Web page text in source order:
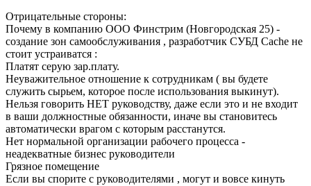
Отрицательные стороны:
Почему в компанию ООО Финстрим (Новгородская 25) -
создание зон самообслуживания , разработчик СУБД Cache не
стоит устраиватся :
Платят серую зар.плату.
Неуважительное отношение к сотрудникам ( вы будете
служить сырьем, которое после использования выкинут).
Нельзя говорить НЕТ руководству, даже если это и не входит
в ваши должностные обязанности, иначе вы становитесь
автоматически врагом с которым расстанутся.
Нет нормальной организации рабочего процесса -
неадекватные бизнес руководители
Грязное помещение
Если вы спорите с руководителями , могут и вовсе кинуть